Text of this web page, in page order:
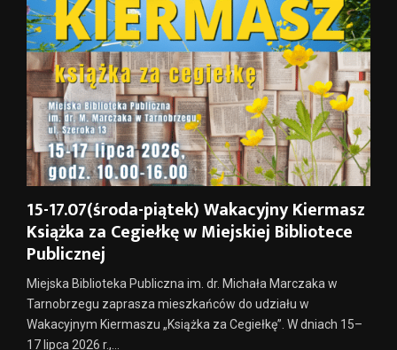
15-17.07(środa-piątek) Wakacyjny Kiermasz
Książka za Cegiełkę w Miejskiej Bibliotece
Publicznej
Miejska Biblioteka Publiczna im. dr. Michała Marczaka w
Tarnobrzegu zaprasza mieszkańców do udziału w
Wakacyjnym Kiermaszu „Książka za Cegiełkę”. W dniach 15–
17 lipca 2026 r.,...